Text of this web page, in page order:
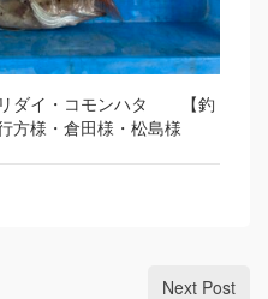
リダイ・コモンハタ 【釣
方様・倉田様・松島様
Next Post